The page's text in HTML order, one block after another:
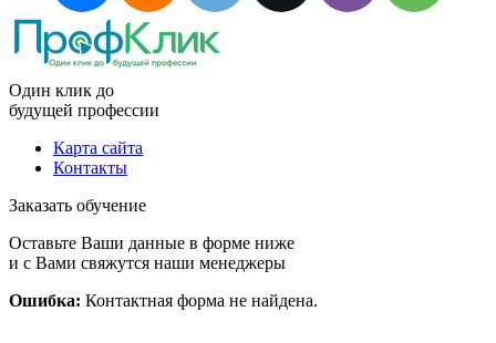
Один клик до
будущей профессии
Карта сайта
Контакты
Заказать обучение
Оставьте Ваши данные в форме ниже
и с Вами свяжутся наши менеджеры
Ошибка: Контактная форма не найдена.